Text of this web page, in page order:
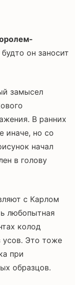
он заносит
замысел
В ранних
иначе, но со
начал
в голову
с Карлом
любопытная
колод
усов. Это тоже
при
образцов.